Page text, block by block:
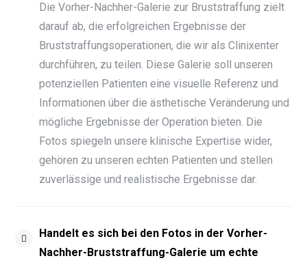
Die Vorher-Nachher-Galerie zur Bruststraffung zielt
darauf ab, die erfolgreichen Ergebnisse der
Bruststraffungsoperationen, die wir als Clinixenter
durchführen, zu teilen. Diese Galerie soll unseren
potenziellen Patienten eine visuelle Referenz und
Informationen über die ästhetische Veränderung und
mögliche Ergebnisse der Operation bieten. Die
Fotos spiegeln unsere klinische Expertise wider,
gehören zu unseren echten Patienten und stellen
zuverlässige und realistische Ergebnisse dar.
Handelt es sich bei den Fotos in der Vorher-
Nachher-Bruststraffung-Galerie um echte